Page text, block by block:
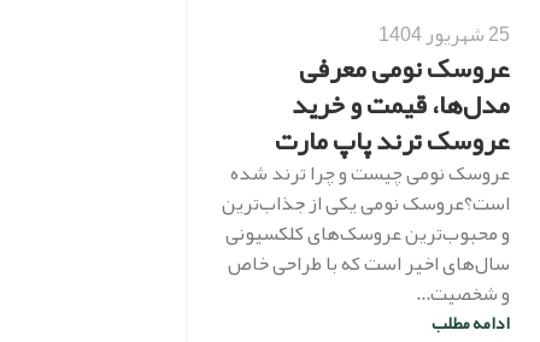
25 شهریور 1404
عروسک نومی معرفی
مدل‌ها، قیمت و خرید
عروسک ترند پاپ مارت
عروسک نومی چیست و چرا ترند شده
است؟عروسک نومی یکی از جذاب‌ترین
و محبوب‌ترین عروسک‌های کلکسیونی
سال‌های اخیر است که با طراحی خاص
و شخصیت...
ادامه مطلب